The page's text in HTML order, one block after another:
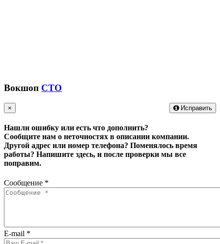
Вокшоп СТО
Исправить
×
Нашли ошибку или есть что дополнить?
Сообщите нам о неточностях в описании компании.
Другой адрес или номер телефона? Поменялось время
работы? Напишите здесь, и после проверки мы все
поправим.
Сообщение *
E-mail *